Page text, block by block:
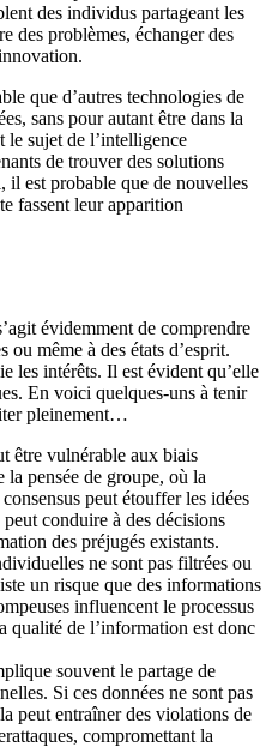
des individus partageant les
des problèmes, échanger des
que d’autres technologies de
sans pour autant être dans la
le sujet de l’intelligence
de trouver des solutions
il est probable que de nouvelles
fassent leur apparition
évidemment de comprendre
ou même à des états d’esprit.
les intérêts. Il est évident qu’elle
En voici quelques-uns à tenir
pleinement…
être vulnérable aux biais
pensée de groupe, où la
peut étouffer les idées
conduire à des décisions
des préjugés existants.
ne sont pas filtrées ou
un risque que des informations
influencent le processus
qualité de l’information est donc
souvent le partage de
Si ces données ne sont pas
peut entraîner des violations de
compromettant la